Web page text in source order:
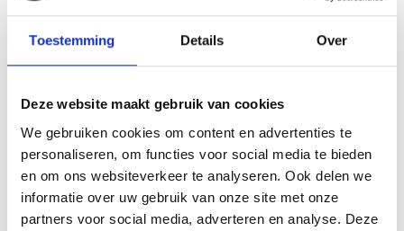
Toestemming Details Over
Deze website maakt gebruik van cookies
We gebruiken cookies om content en advertenties te
personaliseren, om functies voor social media te bieden
en om ons websiteverkeer te analyseren. Ook delen we
informatie over uw gebruik van onze site met onze
partners voor social media, adverteren en analyse. Deze
Bekijk wat er nog
meer te doen is